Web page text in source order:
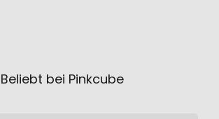
Beliebt bei Pinkcube